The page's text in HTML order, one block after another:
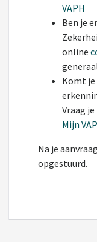
VAPH
Ben je
online
Komt je
Vraag
Mijn
Na je
opgestuurd.